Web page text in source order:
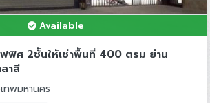
Available
ฟิศ 2ชั้นให้เช่าพื้นที่ 400 ตรม ย่าน
าลี
ทพมหานคร